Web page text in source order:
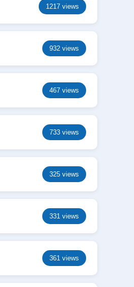
1217 views
932 views
467 views
733 views
325 views
331 views
361 views